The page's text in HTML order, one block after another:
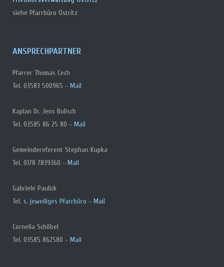
siehe Pfarrbüro Ostritz
ANSPRECHPARTNER
Pfarrer Thomas Cech
Tel. 03583 500965 – Mail
Kaplan Dr. Jens Bulisch
Tel. 03585 86 25 80 – Mail
Gemeindereferent Stephan Kupka
Tel. 0178 7839360 – Mail
Gabriele Paulick
Tel. s. jeweiliges Pfarrbüro – Mail
Cornelia Schöbel
Tel. 03585 862580 – Mail